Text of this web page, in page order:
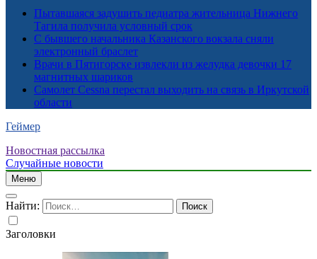
Пытавшаяся задушить педиатра жительница Нижнего
Тагила получила условный срок
С бывшего начальника Казанского вокзала сняли
электронный браслет
Врачи в Пятигорске извлекли из желудка девочки 17
магнитных шариков
Самолет Cessna перестал выходить на связь в Иркутской
области
Геймер
Новостная рассылка
Случайные новости
Меню
Найти:
Заголовки